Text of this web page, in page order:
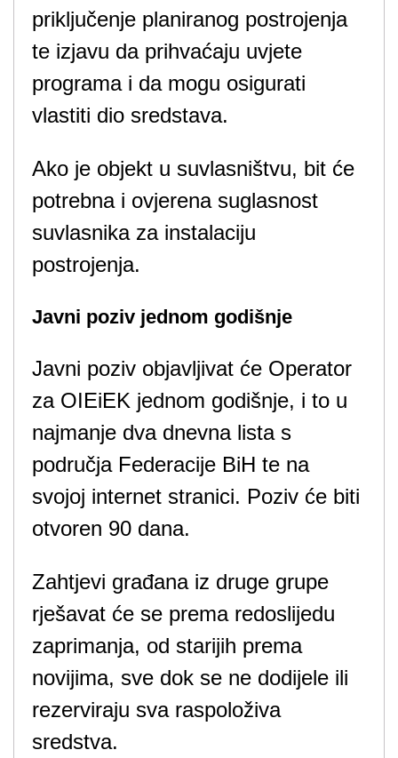
priključenje planiranog postrojenja
te izjavu da prihvaćaju uvjete
programa i da mogu osigurati
vlastiti dio sredstava.
Ako je objekt u suvlasništvu, bit će
potrebna i ovjerena suglasnost
suvlasnika za instalaciju
postrojenja.
Javni poziv jednom godišnje
Javni poziv objavljivat će Operator
za OIEiEK jednom godišnje, i to u
najmanje dva dnevna lista s
područja Federacije BiH te na
svojoj internet stranici. Poziv će biti
otvoren 90 dana.
Zahtjevi građana iz druge grupe
rješavat će se prema redoslijedu
zaprimanja, od starijih prema
novijima, sve dok se ne dodijele ili
rezerviraju sva raspoloživa
sredstva.